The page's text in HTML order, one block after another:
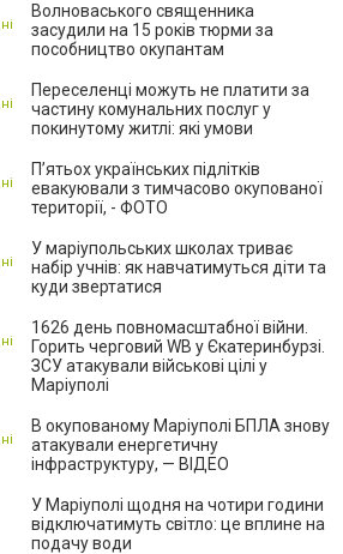
Волноваського священника
засудили на 15 років тюрми за
пособництво окупантам
Переселенці можуть не платити за
частину комунальних послуг у
покинутому житлі: які умови
П’ятьох українських підлітків
евакуювали з тимчасово окупованої
території, - ФОТО
У маріупольських школах триває
набір учнів: як навчатимуться діти та
куди звертатися
1626 день повномасштабної війни.
Горить черговий WB у Єкатеринбурзі.
ЗСУ атакували військові цілі у
Маріуполі
В окупованому Маріуполі БПЛА знову
атакували енергетичну
інфраструктуру, — ВІДЕО
У Маріуполі щодня на чотири години
відключатимуть світло: це вплине на
подачу води